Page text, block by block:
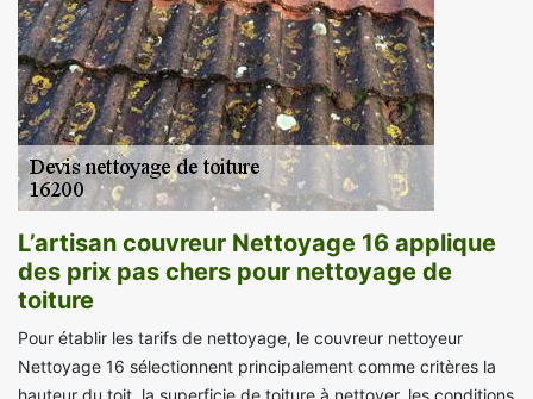
L’artisan couvreur Nettoyage 16 applique
des prix pas chers pour nettoyage de
toiture
Pour établir les tarifs de nettoyage, le couvreur nettoyeur
Nettoyage 16 sélectionnent principalement comme critères la